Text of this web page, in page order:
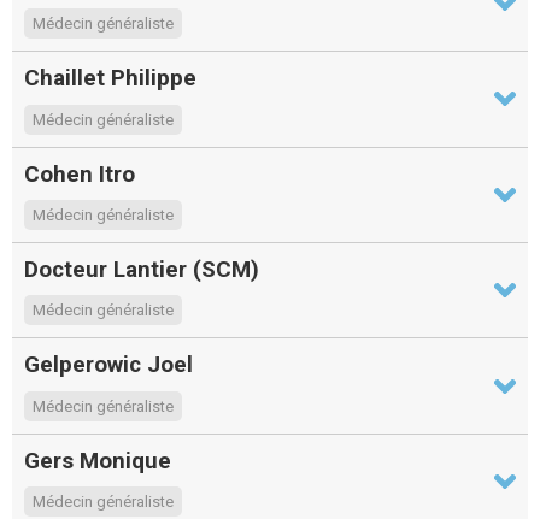
Médecin généraliste
Chaillet Philippe
Médecin généraliste
Cohen Itro
Médecin généraliste
Docteur Lantier (SCM)
Médecin généraliste
Gelperowic Joel
Médecin généraliste
Gers Monique
Médecin généraliste